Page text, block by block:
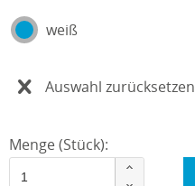
weiß
Auswahl zurücksetzen
Menge (Stück):